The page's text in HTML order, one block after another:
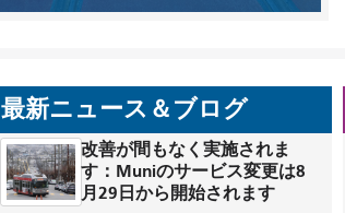
最新ニュース＆ブログ
改善が間もなく実施されま
す：Muniのサービス変更は8
月29日から開始されます